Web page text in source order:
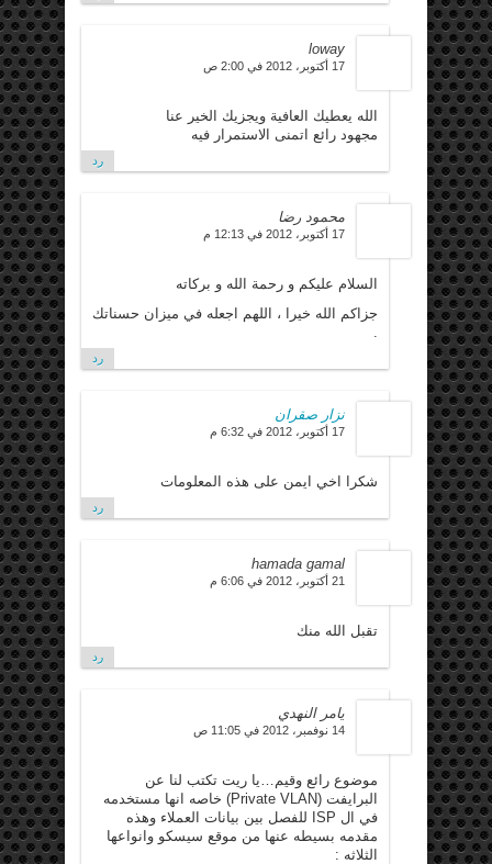
loway
17 أكتوبر، 2012 في 2:00 ص
الله يعطيك العافية ويجزيك الخير عنا
مجهود رائع اتمنى الاستمرار فيه
رد
محمود رضا
17 أكتوبر، 2012 في 12:13 م
السلام عليكم و رحمة الله و بركاته
جزاكم الله خيرا ، اللهم اجعله في ميزان حسناتك
.
رد
نزار صقران
17 أكتوبر، 2012 في 6:32 م
شكرا اخي ايمن على هذه المعلومات
رد
hamada gamal
21 أكتوبر، 2012 في 6:06 م
تقبل الله منك
رد
يامر النهدي
14 نوفمبر، 2012 في 11:05 ص
موضوع رائع وقيم…يا ريت تكتب لنا عن
البرايفت (Private VLAN) خاصه انها مستخدمه
في ال ISP للفصل بين بيانات العملاء وهذه
مقدمه بسيطه عنها من موقع سيسكو وانواعها
الثلاثه :